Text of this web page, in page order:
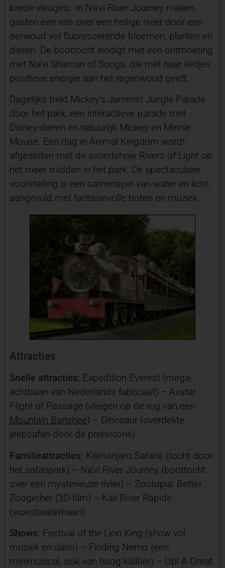
brede vleugels. In Na’vi River Journey maken
gasten een reis over een heilige rivier door een
oerwoud vol fluorescerende bloemen, planten en
dieren. De boottocht eindigt met een ontmoeting
met Na’vi Shaman of Songs, die met haar liedjes
positieve energie aan het regenwoud geeft.
Dagelijks trekt Mickey’s Jammin’ Jungle Parade
door het park, een interactieve parade met
Disney-dieren en natuurlijk Mickey en Minnie
Mouse. Een dag in Animal Kingdom wordt
afgesloten met de avondshow Rivers of Light op
het meer midden in het park. De spectaculaire
voorstelling is een samenspel van water en licht,
aangevuld met fantasievolle boten en muziek.
Attracties
Snelle attracties: Expedition Everest (mega-
achtbaan van Nederlands fabricaat) – Avatar
Flight of Passage (vliegen op de rug van een
Mountain Banshee) – Dinosaur (overdekte
jeepsafari door de prehistorie)
Familieattracties: Kilimanjaro Safaris (tocht door
het safaripark) – Na’vi River Journey (boottocht
over een mysterieuze rivier) – Zootopia: Better
Zoogether (3D-film) – Kali River Rapids
(woestwaterbaan)
Shows: Festival of the Lion King (show vol
muziek en dans) – Finding Nemo (een
minimusical, ook van hoog kaliber) – Up! A Great